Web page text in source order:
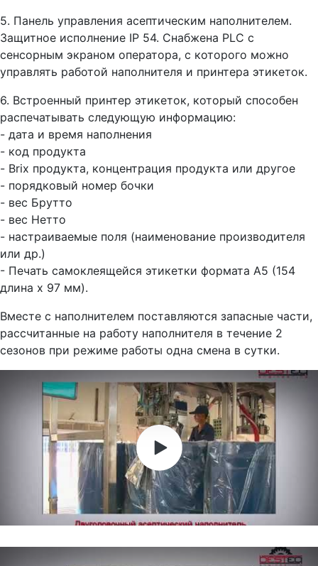
5. Панель управления асептическим наполнителем.
Защитное исполнение IP 54. Снабжена PLC c
сенсорным экраном оператора, с которого можно
управлять работой наполнителя и принтера этикеток.
6. Встроенный принтер этикеток, который способен
распечатывать следующую информацию:
- дата и время наполнения
- код продукта
- Brix продукта, концентрация продукта или другое
- порядковый номер бочки
- вес Брутто
- вес Нетто
- настраиваемые поля (наименование производителя
или др.)
- Печать самоклеящейся этикетки формата А5 (154
длина х 97 мм).
Вместе с наполнителем поставляются запасные части,
рассчитанные на работу наполнителя в течение 2
сезонов при режиме работы одна смена в сутки.